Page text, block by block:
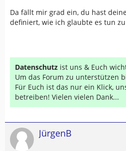
    </script>
Da fällt mir grad ein, du hast
definiert, wie ich glaubte es tun
Datenschutz ist uns & Euch
Um das Forum zu unterstützen
Für Euch ist das nur ein Klick,
betreiben! Vielen vielen Dank...
JürgenB